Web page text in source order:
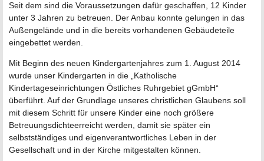
Seit dem sind die Voraussetzungen dafür geschaffen, 12 Kinder
unter 3 Jahren zu betreuen. Der Anbau konnte gelungen in das
Außengelände und in die bereits vorhandenen Gebäudeteile
eingebettet werden.
Mit Beginn des neuen Kindergartenjahres zum 1. August 2014
wurde unser Kindergarten in die „Katholische
Kindertageseinrichtungen Östliches Ruhrgebiet gGmbH“
überführt. Auf der Grundlage unseres christlichen Glaubens soll
mit diesem Schritt für unsere Kinder eine noch größere
Betreuungsdichteerreicht werden, damit sie später ein
selbstständiges und eigenverantwortliches Leben in der
Gesellschaft und in der Kirche mitgestalten können.